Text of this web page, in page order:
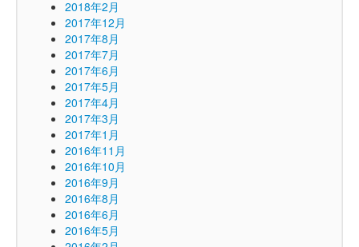
2018年2月
2017年12月
2017年8月
2017年7月
2017年6月
2017年5月
2017年4月
2017年3月
2017年1月
2016年11月
2016年10月
2016年9月
2016年8月
2016年6月
2016年5月